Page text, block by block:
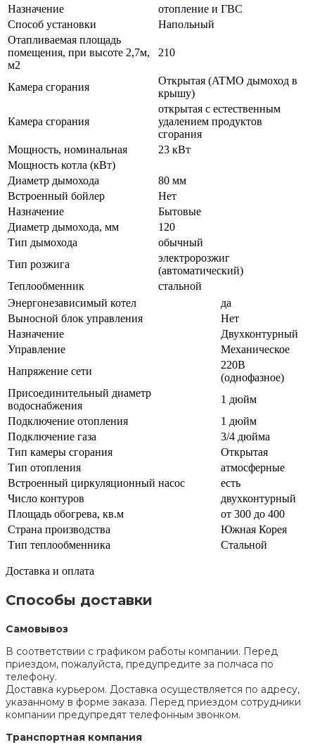
Назначение
отопление и ГВС
Способ установки
Напольный
Отапливаемая площадь
помещения, при высоте 2,7м,
м2
210
Камера сгорания
Открытая (ATMO дымоход в
крышу)
Камера сгорания
открытая с естественным
удалением продуктов
сгорания
Мощность, номинальная
23 кВт
Мощность котла (кВт)
Диаметр дымохода
80 мм
Встроенный бойлер
Нет
Назначение
Бытовые
Диаметр дымохода, мм
120
Тип дымохода
обычный
Тип розжига
электророзжиг
(автоматический)
Теплообменник
стальной
Энергонезависимый котел
да
Выносной блок управления
Нет
Назначение
Двухконтурный
Управление
Механическое
Напряжение сети
220В
(однофазное)
Присоединительный диаметр
водоснабжения
1 дюйм
Подключение отопления
1 дюйм
Подключение газа
3/4 дюйма
Тип камеры сгорания
Открытая
Тип отопления
атмосферные
Встроенный циркуляционный насос
есть
Число контуров
двухконтурный
Площадь обогрева, кв.м
от 300 до 400
Страна производства
Южная Корея
Тип теплообменника
Стальной
Доставка и оплата
Способы доставки
Самовывоз
В соответствии с графиком работы компании. Перед
приездом, пожалуйста, предупредите за полчаса по
телефону.
Доставка курьером. Доставка осуществляется по адресу,
указанному в форме заказа. Перед приездом сотрудники
компании предупредят телефонным звонком.
Транспортная компания